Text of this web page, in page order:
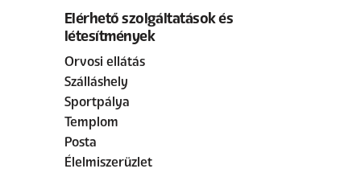
Elérhető szolgáltatások és
létesítmények
Orvosi ellátás
Szálláshely
Sportpálya
Templom
Posta
Élelmiszerüzlet